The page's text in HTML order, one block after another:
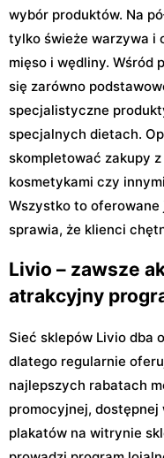
wybór produktów. Na
tylko świeże warzywa i
mięso i wędliny. Wśród
się zarówno
specjalistyczne
specjalnych dietach.
skompletować zakupy
kosmetykami czy
Wszystko to
sprawia, że klienci
Livio – zawsze
atrakcyjny
Sieć sklepów Livio dba
dlatego regularnie
najlepszych rabatach
promocyjnej, dostępnej
plakatów na witrynie